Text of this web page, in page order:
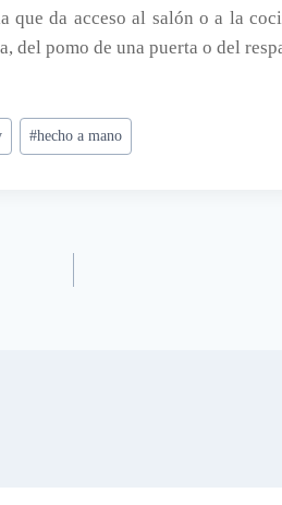
da acceso al salón o a la
del pomo de una puerta o del
#hecho a mano